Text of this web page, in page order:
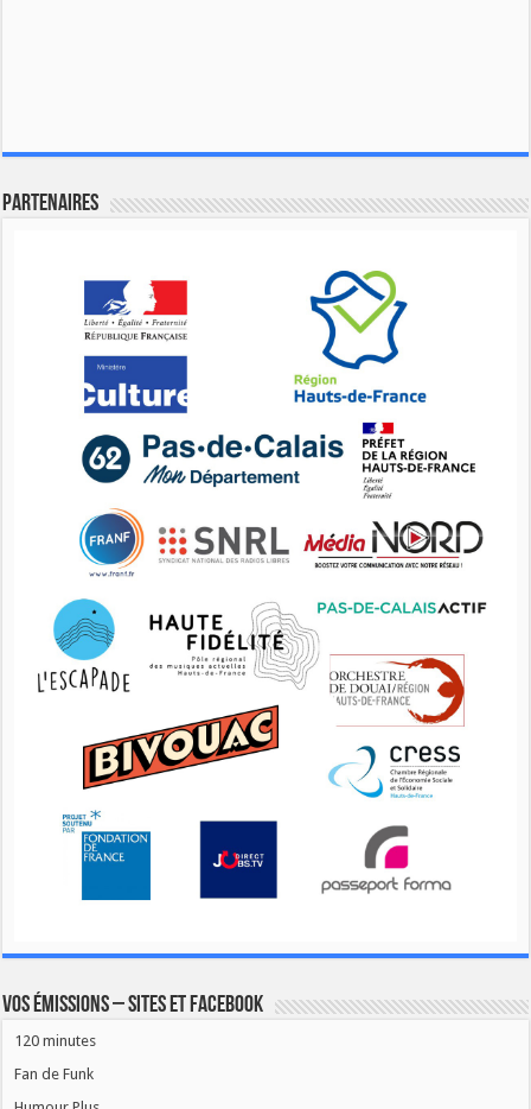
Partenaires
Vos émissions – Sites et Facebook
120 minutes
Fan de Funk